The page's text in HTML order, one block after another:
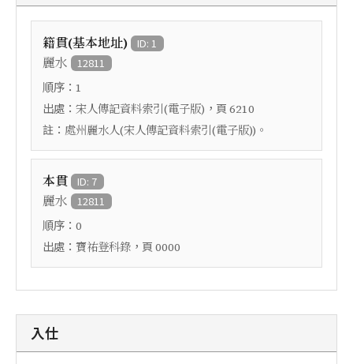
籍貫(基本地址) ID: 1
麗水 12811
順序： 1
出處： 宋人傳記資料索引(電子版) ，頁 6210
註： 處州麗水人(宋人傳記資料索引(電子版))。
本貫 ID: 7
麗水 12811
順序： 0
出處： 寶祐登科錄 ，頁 0000
入仕